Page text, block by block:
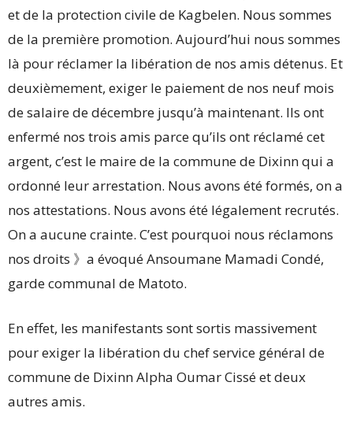
et de la protection civile de Kagbelen. Nous sommes
de la première promotion. Aujourd’hui nous sommes
là pour réclamer la libération de nos amis détenus. Et
deuxièmement, exiger le paiement de nos neuf mois
de salaire de décembre jusqu’à maintenant. Ils ont
enfermé nos trois amis parce qu’ils ont réclamé cet
argent, c’est le maire de la commune de Dixinn qui a
ordonné leur arrestation. Nous avons été formés, on a
nos attestations. Nous avons été légalement recrutés.
On a aucune crainte. C’est pourquoi nous réclamons
nos droits 》a évoqué Ansoumane Mamadi Condé,
garde communal de Matoto.
En effet, les manifestants sont sortis massivement
pour exiger la libération du chef service général de
commune de Dixinn Alpha Oumar Cissé et deux
autres amis.